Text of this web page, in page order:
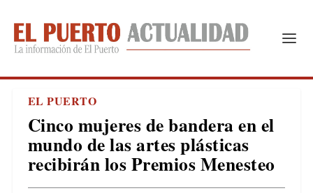
EL PUERTO
Cinco mujeres de bandera en el
mundo de las artes plásticas
recibirán los Premios Menesteo